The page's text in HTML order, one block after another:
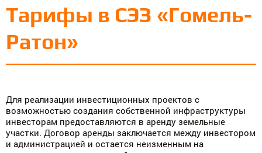
Тарифы в СЭЗ «Гомель-
Ратон»
Для реализации инвестиционных проектов с
возможностью создания собственной инфраструктуры
инвесторам предоставляются в аренду земельные
участки. Договор аренды заключается между инвестором
и администрацией и остается неизменным на